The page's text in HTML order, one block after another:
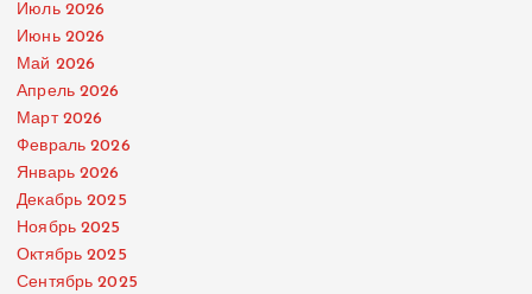
Июль 2026
Июнь 2026
Май 2026
Апрель 2026
Март 2026
Февраль 2026
Январь 2026
Декабрь 2025
Ноябрь 2025
Октябрь 2025
Сентябрь 2025